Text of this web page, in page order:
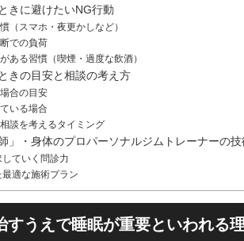
きに避けたいNG行動
（スマホ・夜更かしなど）
での負荷
ある習慣（喫煙・過度な飲酒）
きの目安と相談の考え方
合の目安
いる場合
談を考えるタイミング
」・身体のプロパーソナルジムトレーナーの技
ていく問診力
適な施術プラン
すうえで睡眠が重要といわれる